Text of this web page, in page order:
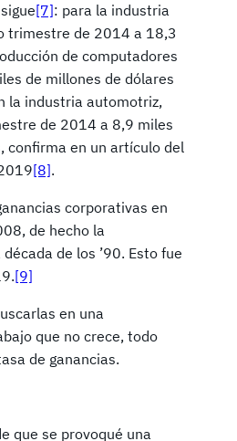
[7]: para la industria
trimestre de 2014 a 18,3
de computadores
de millones de dólares
la industria automotriz,
de 2014 a 8,9 miles
confirma en un artículo del
[8].
corporativas en
de hecho la
de los ’90. Esto fue
[9]
en una
que no crece, todo
de ganancias.
que se provoqué una